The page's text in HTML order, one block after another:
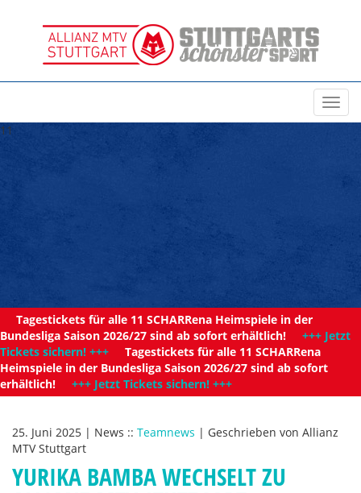
11
Tagestickets für alle 11 SCHARRena Heimspiele in der
Bundesliga Saison 2026/27 sind ab sofort erhältlich! +++ Jetzt
Tickets sichern! +++ Tagestickets für alle 11 SCHARRena
Heimspiele in der Bundesliga Saison 2026/27 sind ab sofort
erhältlich! +++ Jetzt Tickets sichern! +++
25. Juni 2025 | News :: Teamnews | Geschrieben von Allianz
MTV Stuttgart
YURIKA BAMBA WECHSELT ZU